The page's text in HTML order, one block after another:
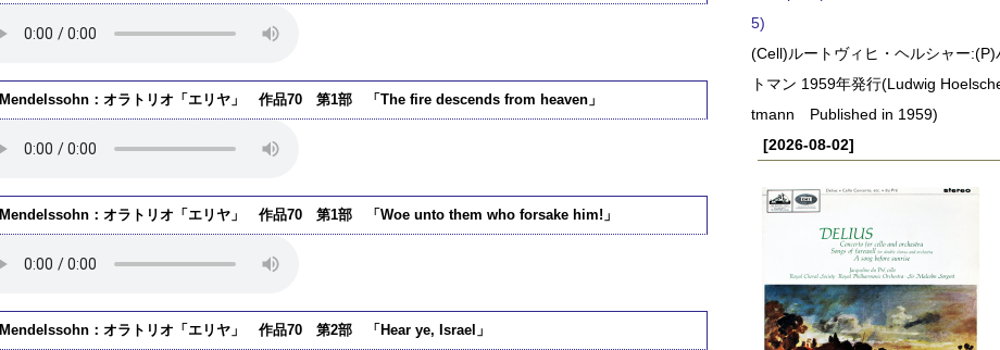
Mendelssohn：オラトリオ「エリヤ」 作品70 第1部 「The fire descends from heaven」
Mendelssohn：オラトリオ「エリヤ」 作品70 第1部 「Woe unto them who forsake him!」
Mendelssohn：オラトリオ「エリヤ」 作品70 第2部 「Hear ye, Israel」
5)
(Cell)ルートヴィヒ・ヘルシャー
トマン 1959年発行(Ludwig
tmann Published in 1959)
[2026-08-02]